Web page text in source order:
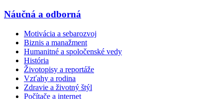
Náučná a odborná
Motivácia a sebarozvoj
Biznis a manažment
Humanitné a spoločenské vedy
História
Životopisy a reportáže
Vzťahy a rodina
Zdravie a životný štýl
Počítače a internet